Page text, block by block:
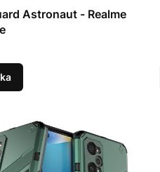
Astronaut - Realme